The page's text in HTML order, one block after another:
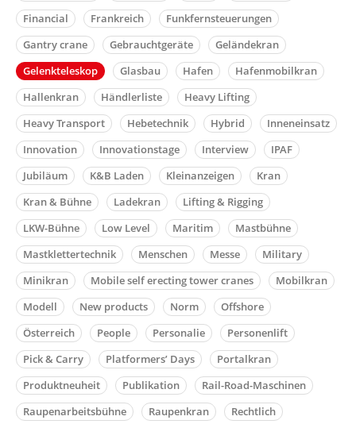
Financial
Frankreich
Funkfernsteuerungen
Gantry crane
Gebrauchtgeräte
Geländekran
Gelenkteleskop
Glasbau Hafen
Hafenmobilkran
Hallenkran
Händlerliste
Heavy Lifting
Heavy Transport
Hebetechnik Hybrid
Inneneinsatz
Innovation
Innovationstage Interview
IPAF
Jubiläum
K&B Laden Kleinanzeigen
Kran
Kran & Bühne
Ladekran
Lifting & Rigging
LKW-Bühne
Low Level Maritim
Mastbühne
Mastklettertechnik
Menschen Messe
Military
Minikran
Mobile self erecting tower cranes
Mobilkran
Modell
New products Norm
Offshore
Österreich
People Personalie
Personenlift
Pick & Carry
Platformers’ Days
Portalkran
Produktneuheit
Publikation
Rail-Road-Maschinen
Raupenarbeitsbühne
Raupenkran Rechtlich